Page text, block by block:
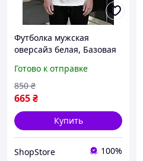
Футболка мужская
оверсайз белая, Базовая
Готово к отправке
665₴
850 ₴
Купить
ShopStore 100%